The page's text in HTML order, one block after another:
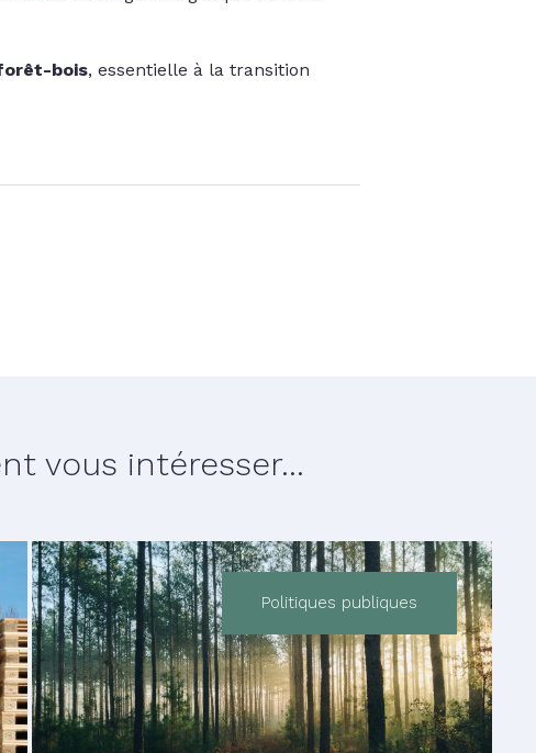
bois, essentielle à la transition
vous intéresser...
Politiques publiques